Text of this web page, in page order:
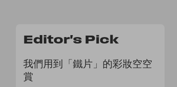
Editor's Pick
我們用到「鐵片」的彩妝空空
賞